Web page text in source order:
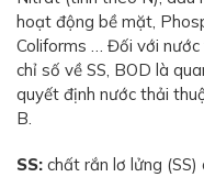
hoạt động bề mặt,
Coliforms … Đối với nước
chỉ số về SS, BOD là
quyết định nước thải
B.
SS: chất rắn lơ lửng